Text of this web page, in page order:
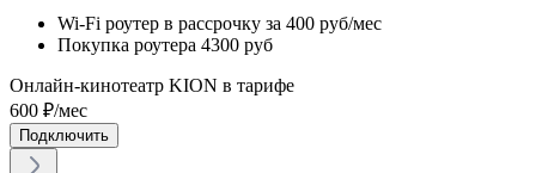
Wi-Fi роутер в рассрочку за 400 руб/мес
Покупка роутера 4300 руб
Онлайн-кинотеатр KION в тарифе
600 ₽/мес
Подключить